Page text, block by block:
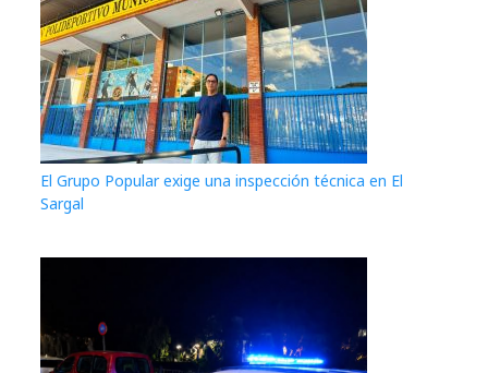
El Grupo Popular exige una inspección técnica en El
Sargal